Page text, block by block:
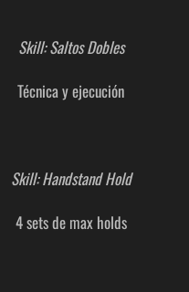
Skill: Saltos Dobles
Técnica y ejecución
Skill: Handstand Hold
4 sets de max holds